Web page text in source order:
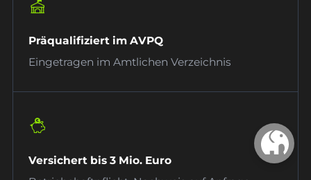
Präqualifiziert im AVPQ
Eingetragen im Amtlichen Verzeichnis
Versichert bis 3 Mio. Euro